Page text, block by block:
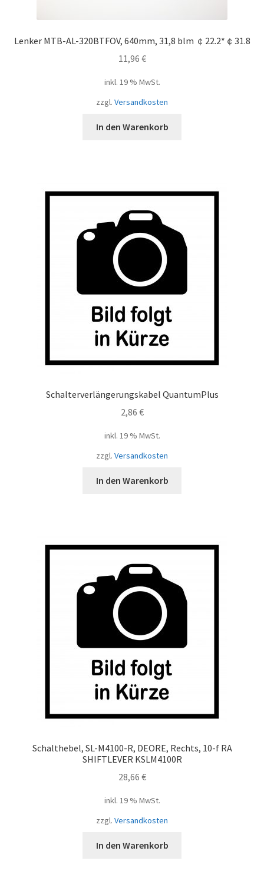
Lenker MTB-AL-320BTFOV, 640mm, 31,8 blm ￠22.2*￠31.8
11,96 €
inkl. 19 % MwSt.
zzgl. Versandkosten
In den Warenkorb
Schalterverlängerungskabel QuantumPlus
2,86 €
inkl. 19 % MwSt.
zzgl. Versandkosten
In den Warenkorb
Schalthebel, SL-M4100-R, DEORE, Rechts, 10-f RA
SHIFTLEVER KSLM4100R
28,66 €
inkl. 19 % MwSt.
zzgl. Versandkosten
In den Warenkorb